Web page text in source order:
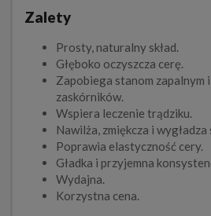
Zalety
Prosty, naturalny skład.
Głęboko oczyszcza cerę.
Zapobiega stanom zapalnym
zaskórników.
Wspiera leczenie trądziku.
Nawilża, zmiękcza i wygładza
Poprawia elastyczność cery.
Gładka i przyjemna
Wydajna.
Korzystna cena.